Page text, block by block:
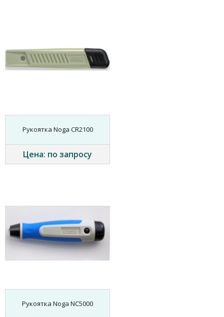
Рукоятка Noga CR2100
Цена: по запросу
Рукоятка Noga NC5000